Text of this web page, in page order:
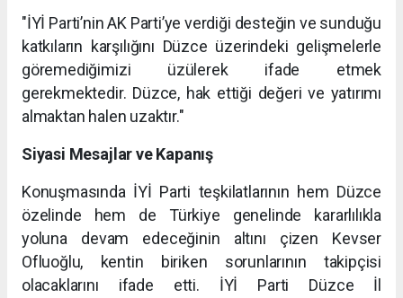
"İYİ Parti’nin AK Parti’ye verdiği desteğin ve sunduğu
katkıların karşılığını Düzce üzerindeki gelişmelerle
göremediğimizi üzülerek ifade etmek
gerekmektedir. Düzce, hak ettiği değeri ve yatırımı
almaktan halen uzaktır."
Siyasi Mesajlar ve Kapanış
Konuşmasında İYİ Parti teşkilatlarının hem Düzce
özelinde hem de Türkiye genelinde kararlılıkla
yoluna devam edeceğinin altını çizen Kevser
Ofluoğlu, kentin biriken sorunlarının takipçisi
olacaklarını ifade etti. İYİ Parti Düzce İl